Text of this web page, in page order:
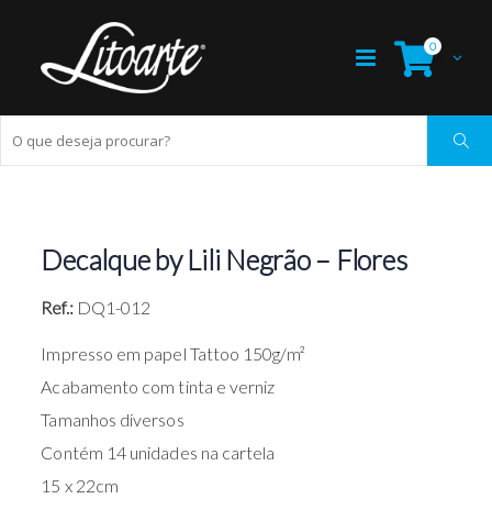
0
Decalque by Lili Negrão – Flores
Ref.: DQ1-012
Impresso em papel Tattoo 150g/m²
Acabamento com tinta e verniz
Tamanhos diversos
Contém 14 unidades na cartela
15 x 22cm